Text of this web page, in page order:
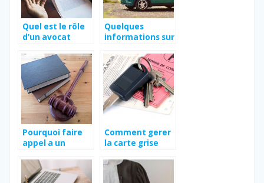
Quel est le rôle
d’un avocat
droit de
l’urbanisme ?
Quelques
informations sur
que vous devez
connaitre
Pourquoi faire
appel a un
Comment gerer
la carte grise
du conjoint ?